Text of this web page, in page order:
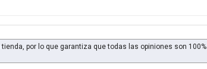
por lo que garantiza que todas las opiniones son 100%